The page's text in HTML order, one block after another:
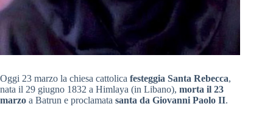
Oggi 23 marzo la chiesa cattolica festeggia Santa Rebecca,
nata il 29 giugno 1832 a Himlaya (in Libano), morta il 23
marzo a Batrun e proclamata santa da Giovanni Paolo II.